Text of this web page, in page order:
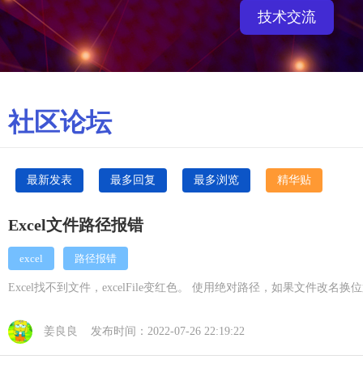
技术交流
社区论坛
最新发表 最多回复 最多浏览 精华贴
Excel文件路径报错
excel 路径报错
Excel找不到文件，excelFile变红色。 使用绝对路径，如果文件改名
姜良良 发布时间：2022-07-26 22:19:22